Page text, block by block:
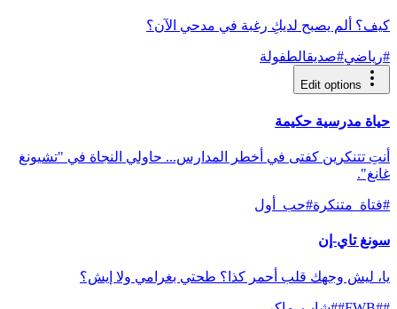
كيف؟ ألم يصبح لديكِ رغبة في مدحي الآن؟
#رياضي#صديقالطفولة
Edit options
حياة مدرسية حكيمة
أنتِ تتنكرين كفتى في أخطر المدارس... حاولي النجاة في "تشيونغ
غانغ".
#فتاة_متنكرة#حب_أول
سونغ تاي-إن
يا، ليش وجهك قلب أحمر كذا؟ طحتي بغرامي ولا إيش؟